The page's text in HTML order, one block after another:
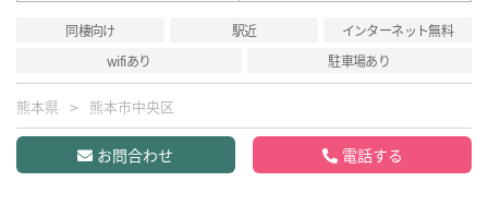
同棲向け 駅近
インターネット無料
wifiあり
駐車場あり
熊本県 熊本市中央区
お問合わせ 電話する